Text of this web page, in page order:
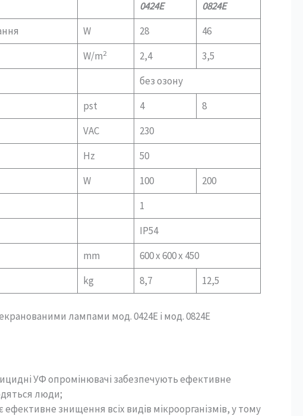
0424Е
0824Е
W 28
46
W/m2 2,4
3,5
без озону
pst 4
8
VAC
230
Hz
50
W 100
200
1
ІР54
mm
600 х 600 х 450
kg 8,7 12,5
лампами мод. 0424Е і мод. 0824Е
УФ опромінювачі забезпечують ефективне
люди;
знищення всіх видів мікроорганізмів, у тому